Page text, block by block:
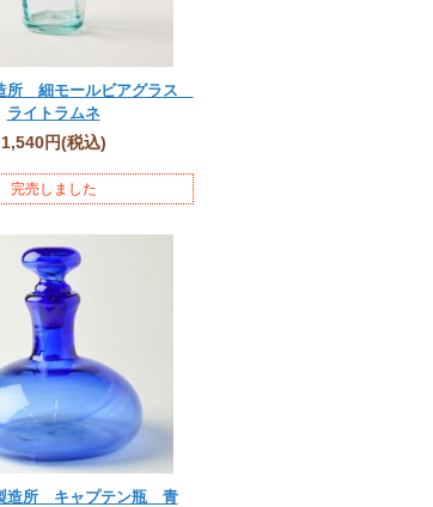
所 細モールビアグラス
ライトラムネ
1,540円(税込)
完売しました
造所 キャプテン瓶 青